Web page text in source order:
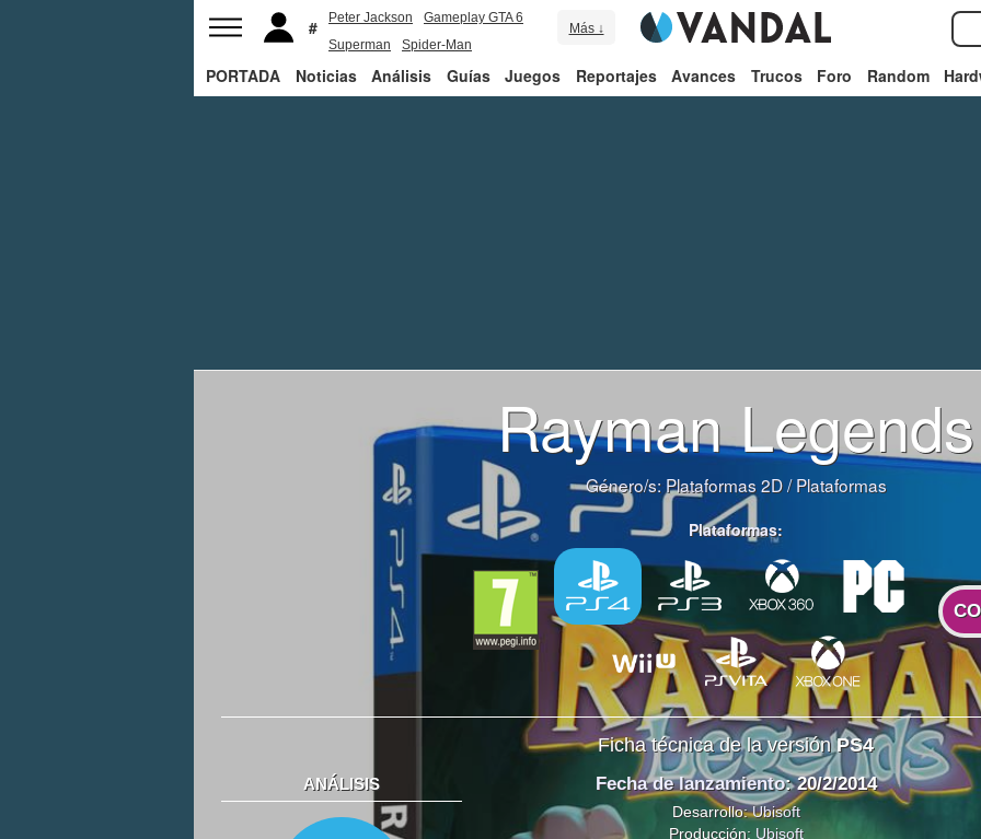
Peter Jackson
Gameplay GTA 6
Superman
Spider-Man
Más ↓
PORTADA Noticias Análisis Guías Juegos Reportajes Avances Trucos Foro Random
Rayman Legends
Género/s:Plataformas 2D/Plataformas
Plataformas:
Ficha técnica de la versiónPS4
ANÁLISIS Fecha de lanzamiento: 20/2/2014
Desarrollo:Ubisoft
Producción: Ubisoft